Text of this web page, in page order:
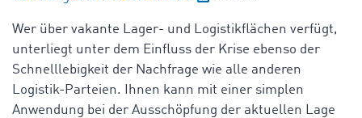
Wer über vakante Lager- und Logistikflächen verfügt,
unterliegt unter dem Einfluss der Krise ebenso der
Schnelllebigkeit der Nachfrage wie alle anderen
Logistik-Parteien. Ihnen kann mit einer simplen
Anwendung bei der Ausschöpfung der aktuellen Lage